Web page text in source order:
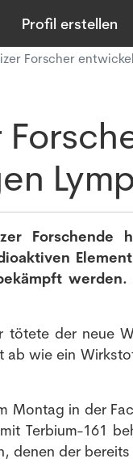
Profil erstellen
Forscher
Forschende
tötete der neue
wie ein
Montag in der
Terbium-161
denen der